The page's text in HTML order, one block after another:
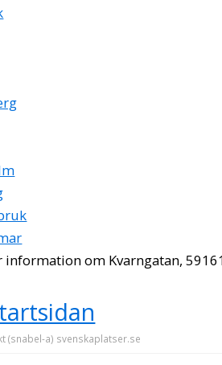
information om Kvarngatan,
(snabel-a) svenskaplatser.se